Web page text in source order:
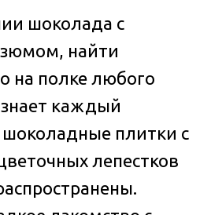
шоколада с
найти
на полке любого
каждый
шоколадные плитки с
лепестков